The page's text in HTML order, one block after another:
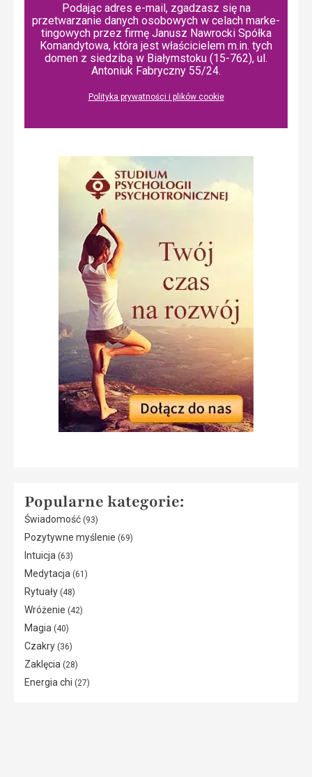
Podając adres e-mail, zgadzasz się na
przetwarzanie danych osobowych w ce­lach mar­ke­
tin­go­wych przez firmę Janusz Nawrocki Spółka
Komandytowa, która jest właścicielem m.in. tych
domen z siedzibą w Białymstoku (15-762), ul.
Antoniuk Fabryczny 55/24.
Polityka prywatności i plików cookie
Popularne kategorie:
Świadomość (93)
Pozytywne myślenie (69)
Intuicja (63)
Medytacja (61)
Rytuały (48)
Wróżenie (42)
Magia (40)
Czakry (36)
Zaklęcia (28)
Energia chi (27)